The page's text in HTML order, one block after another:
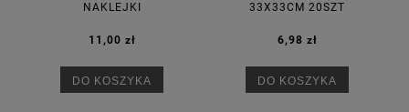
NAKLEJKI
11,00 zł
DO KOSZYKA
33X33CM 20SZT
6,98 zł
DO KOSZYKA